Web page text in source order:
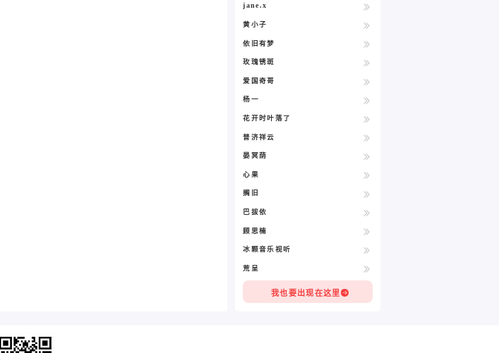
jane.x
黄小子
依旧有梦
玫瑰锈斑
爱国奇哥
杨一
花开时叶落了
普济祥云
晏冥荫
心果
搁旧
巴拔依
顾思楠
冰颗音乐视听
荒呈
我也要出现在这里